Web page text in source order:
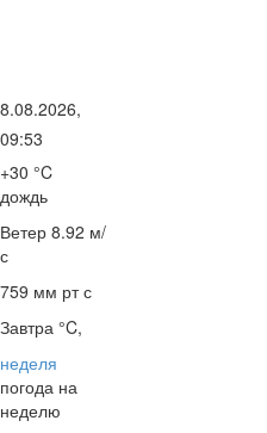
8.08.2026,
09:53
+30 °C
дождь
Ветер 8.92 м/
с
759 мм рт с
Завтра °C,
неделя
погода на
неделю